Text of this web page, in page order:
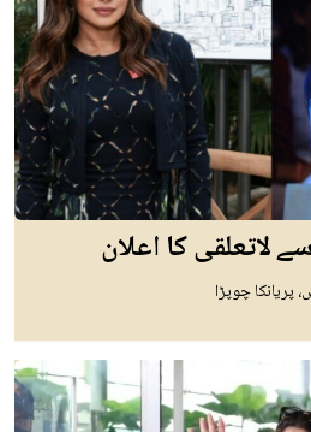
لاتعلقی کا اعلان
پریانکا چوپڑا